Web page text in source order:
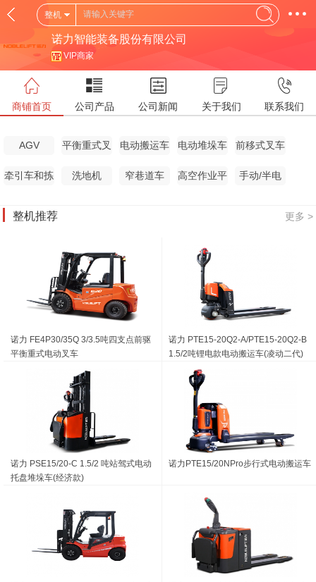
整机
诺力智能装备股份有限公司
VIP商家
商铺首页 公司产品 公司新闻 关于我们 联系我们
AGV
平衡重式叉
电动搬运车 电动堆垛车 前移式叉车
牵引车和拣
洗地机 窄巷道车
高空作业平
手动/半电
整机推荐 更多 >
诺力 FE4P30/35Q 3/3.5吨四支点前驱
平衡重式电动叉车
诺力 PTE15-20Q2-A/PTE15-20Q2-B
1.5/2吨锂电款电动搬运车(凌动二代)
诺力 PSE15/20-C 1.5/2 吨站驾式电动
托盘堆垛车(经济款)
诺力PTE15/20NPro步行式电动搬运车